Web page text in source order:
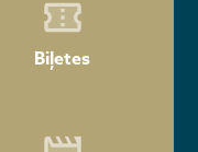
Biļetes